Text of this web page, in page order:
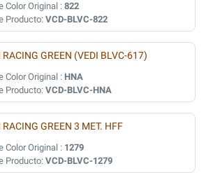
Color Original : 822
Producto: VCD-BLVC-822
RACING GREEN (VEDI BLVC-617)
Color Original : HNA
Producto: VCD-BLVC-HNA
RACING GREEN 3 MET. HFF
Color Original : 1279
Producto: VCD-BLVC-1279